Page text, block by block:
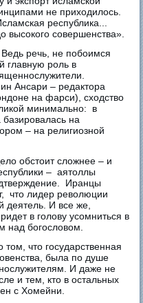
не приходилось.
республика...
высокого совершенства».
речь, не побоимся
главную роль в
Ансари – редактора
на фарси), сходство
минимально: в
на
– на религиозной
обстоит сложнее – и
– аятоллы
Иранцы
что лидер революции
деятель. И все же,
в голову усомниться в
над богословом.
что государственная
была по душе
И даже не
и тем, кто в остальных
с Хомейни.